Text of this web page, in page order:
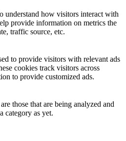
understand how visitors interact with
provide information on metrics the
traffic source, etc.
to provide visitors with relevant ads
cookies track visitors across
to provide customized ads.
those that are being analyzed and
category as yet.